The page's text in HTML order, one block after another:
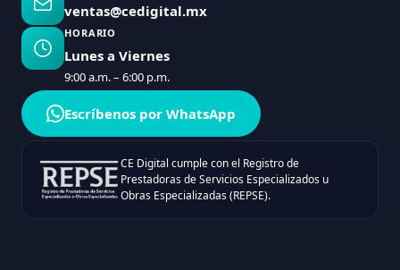
ventas@cedigital.mx
HORARIO
Lunes a Viernes
9:00 a.m. – 6:00 p.m.
Escríbenos por WhatsApp
CE Digital cumple con el Registro de
Prestadoras de Servicios Especializados u
Obras Especializadas (REPSE).